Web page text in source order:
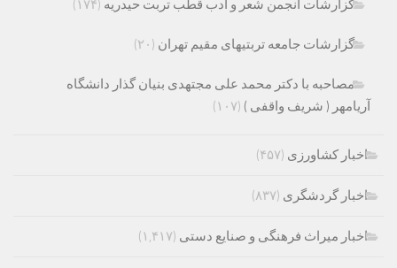
گزارشات انجمن شعر و ادب قطب تربت حیدریه (۱۷۴)
گزارشات جامعه تربتیهای مقیم تهران (۲۰)
مصاحبه با دکتر محمد علی مجتهدی بنیان گذار دانشگاه
آریامهر ( شریف واقفی ) (۱۰۷)
اخبار کشاورزی (۴۵۷)
اخبار گردشگری (۸۳۷)
اخبار میراث فرهنگی و صنایع دستی (۱,۴۱۷)